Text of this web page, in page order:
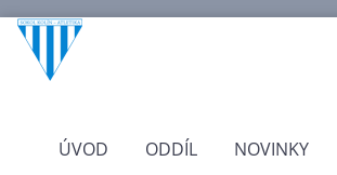
ÚVOD ODDÍL NOVINKY